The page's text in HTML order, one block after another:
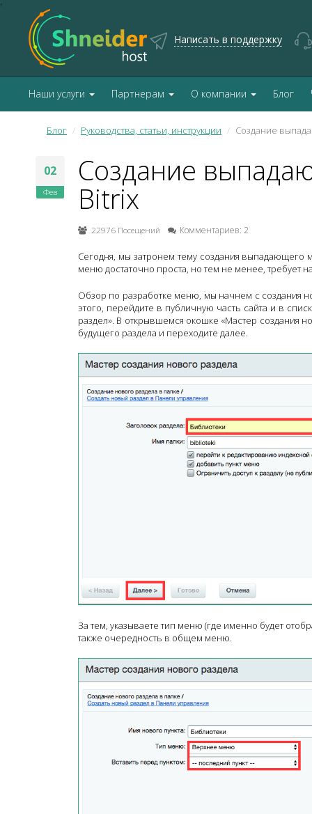
'
Написать в поддержку
Наши услуги Партнерам О компании Блог
Блог Руководства, статьи, инструкции Создание
02
Фев
Создание
Bitrix
22976 Посещений Комментариев: 2
Сегодня, мы затронем тему создания
меню достаточно проста, но тем не менее, требует
Обзор по разработке меню, мы начнем с создания
этого, перейдите в публичную часть сайта и в
раздел». В открывшемся окошке «Мастер создания
будущего раздела и переходите далее.
За тем, указываете тип меню (где именно будет
также очередность в общем меню.